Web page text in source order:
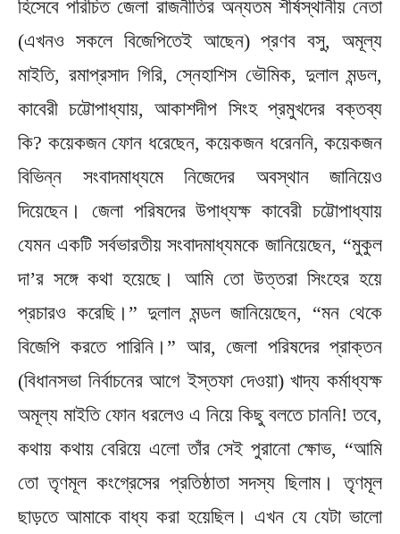
হিসেবে পরিচিত জেলা রাজনীতির অন্যতম শীর্ষস্থানীয় নেতা
(এখনও সকলে বিজেপিতেই আছেন) প্রণব বসু, অমূল্য
মাইতি, রমাপ্রসাদ গিরি, স্নেহাশিস ভৌমিক, দুলাল মন্ডল,
কাবেরী চট্টোপাধ্যায়, আকাশদীপ সিংহ প্রমুখদের বক্তব্য
কি? কয়েকজন ফোন ধরেছেন, কয়েকজন ধরেননি, কয়েকজন
বিভিন্ন সংবাদমাধ্যমে নিজেদের অবস্থান জানিয়েও
দিয়েছেন। জেলা পরিষদের উপাধ্যক্ষ কাবেরী চট্টোপাধ্যায়
যেমন একটি সর্বভারতীয় সংবাদমাধ্যমকে জানিয়েছেন, “মুকুল
দা’র সঙ্গে কথা হয়েছে। আমি তো উত্তরা সিংহের হয়ে
প্রচারও করেছি।” দুলাল মন্ডল জানিয়েছেন, “মন থেকে
বিজেপি করতে পারিনি।” আর, জেলা পরিষদের প্রাক্তন
(বিধানসভা নির্বাচনের আগে ইস্তফা দেওয়া) খাদ্য কর্মাধ্যক্ষ
অমূল্য মাইতি ফোন ধরলেও এ নিয়ে কিছু বলতে চাননি! তবে,
কথায় কথায় বেরিয়ে এলো তাঁর সেই পুরানো ক্ষোভ, “আমি
তো তৃণমূল কংগ্রেসের প্রতিষ্ঠাতা সদস্য ছিলাম। তৃণমূল
ছাড়তে আমাকে বাধ্য করা হয়েছিল। এখন যে যেটা ভালো